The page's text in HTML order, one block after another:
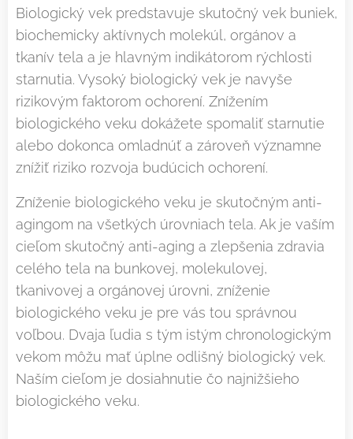
Biologický vek predstavuje skutočný vek buniek,
biochemicky aktívnych molekúl, orgánov a
tkanív tela a je hlavným indikátorom rýchlosti
starnutia. Vysoký biologický vek je navyše
rizikovým faktorom ochorení. Znížením
biologického veku dokážete spomaliť starnutie
alebo dokonca omladnúť a zároveň významne
znížiť riziko rozvoja budúcich ochorení.
Zníženie biologického veku je skutočným anti-
agingom na všetkých úrovniach tela. Ak je vaším
cieľom skutočný anti-aging a zlepšenia zdravia
celého tela na bunkovej, molekulovej,
tkanivovej a orgánovej úrovni, zníženie
biologického veku je pre vás tou správnou
voľbou. Dvaja ľudia s tým istým chronologickým
vekom môžu mať úplne odlišný biologický vek.
Naším cieľom je dosiahnutie čo najnižšieho
biologického veku.